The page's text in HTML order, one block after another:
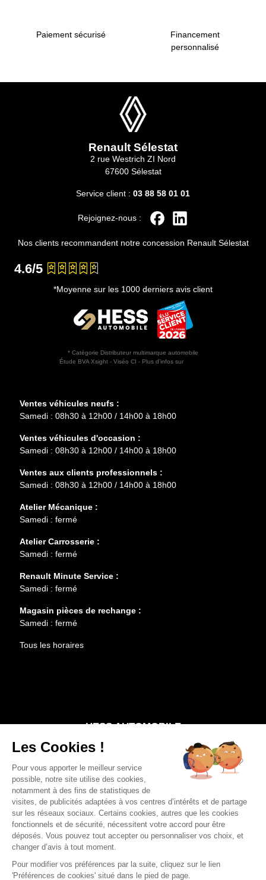
Paiement sécurisé
Financement
personnalisé
Renault Sélestat
2 rue Westrich ZI Nord
67600 Sélestat
Service client : 03 88 58 01 01
Rejoignez-nous :
Nos clients recommandent notre concession Renault Sélestat
4.6/5
*Moyenne sur les 1000 derniers avis client
* Catégorie Distributeur multimarque automobile
Étude BVA Xsight - Viséo CI - Plus d’infos sur
Ventes véhicules neufs :
Samedi : 08h30 à 12h00 / 14h00 à 18h00
Ventes véhicules d'occasion :
Samedi : 08h30 à 12h00 / 14h00 à 18h00
Ventes aux clients professionnels :
Samedi : 08h30 à 12h00 / 14h00 à 18h00
Atelier Mécanique :
Samedi : fermé
Atelier Carrosserie :
Samedi : fermé
Renault Minute Service :
Samedi : fermé
Magasin pièces de rechange :
Samedi : fermé
Tous les horaires
HESS AUTOMOBILE
Nos points de vente
Carrière
© Renault Sélestat 2026 —
Les Cookies !
Pour vous apporter le meilleur service
possible, notre site utilise des cookies,
notamment à des fins de statistiques de
visites, de publicités adaptées à vos centres d’intérêts et de partage
sur les réseaux sociaux. Certains cookies, autres que les cookies
fonctionnels et de sécurité, nécessitent votre accord pour être
déposés. Vous pouvez tout accepter ou personnaliser vos choix, et
changer d’avis à tout moment.
Pour modifier vos préférences par la suite, cliquez sur le lien
'Préférences de cookies' situé dans le pied de page.